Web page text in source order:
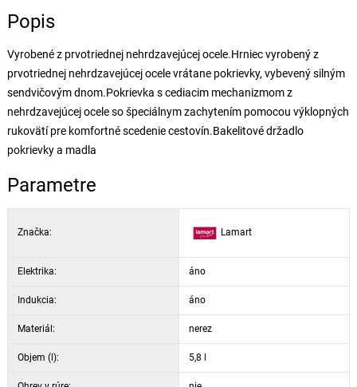
Popis
Vyrobené z prvotriednej nehrdzavejúcej ocele.Hrniec vyrobený z
prvotriednej nehrdzavejúcej ocele vrátane pokrievky, vybevený silným
sendvičovým dnom.Pokrievka s cediacim mechanizmom z
nehrdzavejúcej ocele so špeciálnym zachytením pomocou výklopných
rukovätí pre komfortné scedenie cestovín.Bakelitové držadlo
pokrievky a madla
Parametre
Značka: Lamart
Elektrika: áno
Indukcia: áno
Materiál: nerez
Objem (l): 5,8 l